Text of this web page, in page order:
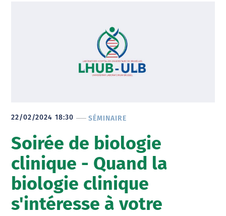
22/02/2024 18:30 SÉMINAIRE
Soirée de biologie
clinique - Quand la
biologie clinique
s'intéresse à votre